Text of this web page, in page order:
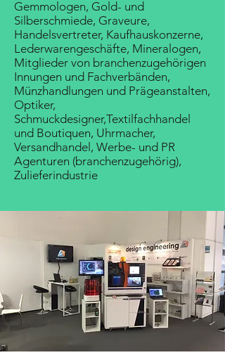
Gemmologen, Gold- und
Silberschmiede, Graveure,
Handelsvertreter, Kaufhauskonzerne,
Lederwarengeschäfte, Mineralogen,
Mitglieder von branchenzugehörigen
Innungen und Fachverbänden,
Münzhandlungen und Prägeanstalten,
Optiker,
Schmuckdesigner,Textilfachhandel
und Boutiquen, Uhrmacher,
Versandhandel, Werbe- und PR
Agenturen (branchenzugehörig),
Zulieferindustrie